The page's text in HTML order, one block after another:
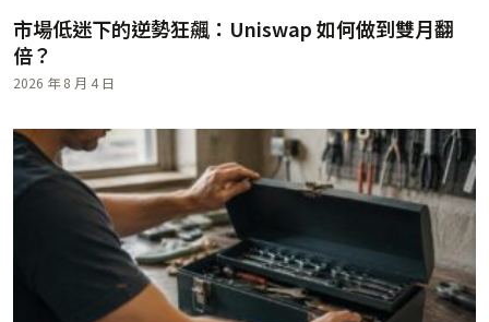
市場低迷下的逆勢狂飆：Uniswap 如何做到雙月翻
倍？
2026 年 8 月 4 日